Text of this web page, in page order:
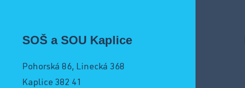
SOŠ a SOU Kaplice
Pohorská 86, Linecká 368
Kaplice 382 41